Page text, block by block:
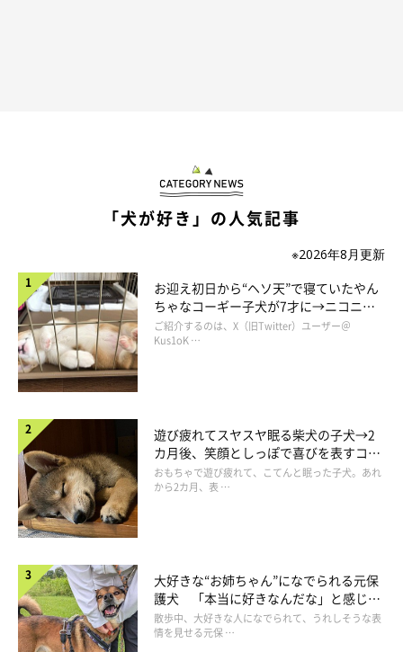
が言うことを聞かないと『犬が悪い』となるんですね……。
こんな状況を少しでも改善しないと！ と思い、県や民間が運営
する動物愛護施設の相談も受けるようになりました」
講習会では犬の生態についても解説
「犬が好き」の人気記事
※2026年8月更新
お迎え初日から“ヘソ天”で寝ていたやん
ちゃなコーギー子犬が7才に→ニコニ
コ“コーギースマイル”が魅力のコに成
長！
ご紹介するのは、X（旧Twitter）ユーザー＠
Kus1oK …
遊び疲れてスヤスヤ眠る柴犬の子犬→2
カ月後、笑顔としっぽで喜びを表すコに
成長！
おもちゃで遊び疲れて、こてんと眠った子犬。あれ
から2カ月、表 …
大好きな“お姉ちゃん”になでられる元保
護犬 「本当に好きなんだな」と感じる
表情にほっこり
散歩中、大好きな人になでられて、うれしそうな表
情を見せる元保 …